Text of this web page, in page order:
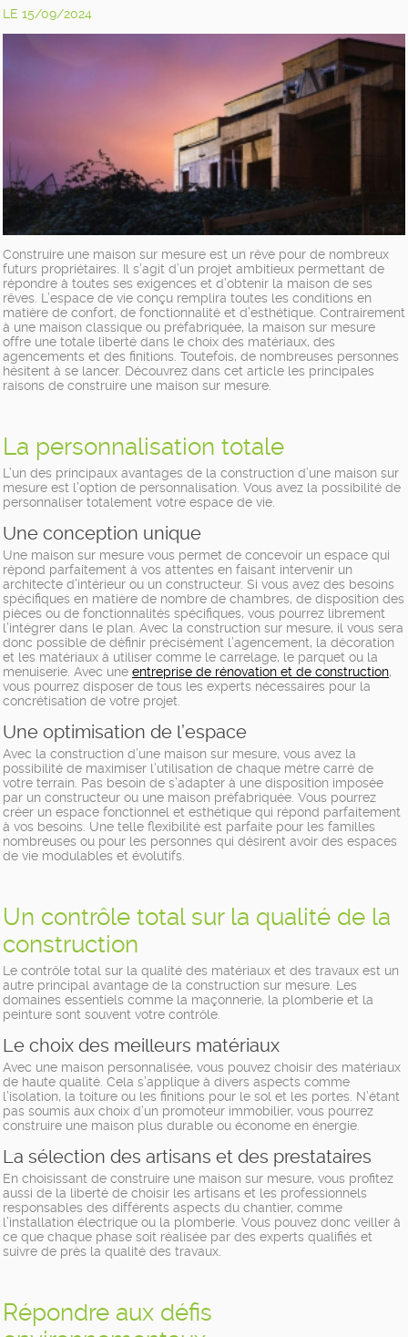
LE 15/09/2024
Construire une maison sur mesure est un rêve pour de nombreux
futurs propriétaires. Il s’agit d’un projet ambitieux permettant de
répondre à toutes ses exigences et d’obtenir la maison de ses
rêves. L’espace de vie conçu remplira toutes les conditions en
matière de confort, de fonctionnalité et d’esthétique. Contrairement
à une maison classique ou préfabriquée, la maison sur mesure
offre une totale liberté dans le choix des matériaux, des
agencements et des finitions. Toutefois, de nombreuses personnes
hésitent à se lancer. Découvrez dans cet article les principales
raisons de construire une maison sur mesure.
La personnalisation totale
L’un des principaux avantages de la construction d’une maison sur
mesure est l’option de personnalisation. Vous avez la possibilité de
personnaliser totalement votre espace de vie.
Une conception unique
Une maison sur mesure vous permet de concevoir un espace qui
répond parfaitement à vos attentes en faisant intervenir un
architecte d’intérieur ou un constructeur. Si vous avez des besoins
spécifiques en matière de nombre de chambres, de disposition des
pièces ou de fonctionnalités spécifiques, vous pourrez librement
l’intégrer dans le plan. Avec la construction sur mesure, il vous sera
donc possible de définir précisément l’agencement, la décoration
et les matériaux à utiliser comme le carrelage, le parquet ou la
menuiserie. Avec une entreprise de rénovation et de construction,
vous pourrez disposer de tous les experts nécessaires pour la
concrétisation de votre projet.
Une optimisation de l’espace
Avec la construction d’une maison sur mesure, vous avez la
possibilité de maximiser l’utilisation de chaque mètre carré de
votre terrain. Pas besoin de s’adapter à une disposition imposée
par un constructeur ou une maison préfabriquée. Vous pourrez
créer un espace fonctionnel et esthétique qui répond parfaitement
à vos besoins. Une telle flexibilité est parfaite pour les familles
nombreuses ou pour les personnes qui désirent avoir des espaces
de vie modulables et évolutifs.
Un contrôle total sur la qualité de la
construction
Le contrôle total sur la qualité des matériaux et des travaux est un
autre principal avantage de la construction sur mesure. Les
domaines essentiels comme la maçonnerie, la plomberie et la
peinture sont souvent votre contrôle.
Le choix des meilleurs matériaux
Avec une maison personnalisée, vous pouvez choisir des matériaux
de haute qualité. Cela s’applique à divers aspects comme
l’isolation, la toiture ou les finitions pour le sol et les portes. N’étant
pas soumis aux choix d’un promoteur immobilier, vous pourrez
construire une maison plus durable ou économe en énergie.
La sélection des artisans et des prestataires
En choisissant de construire une maison sur mesure, vous profitez
aussi de la liberté de choisir les artisans et les professionnels
responsables des différents aspects du chantier, comme
l’installation électrique ou la plomberie. Vous pouvez donc veiller à
ce que chaque phase soit réalisée par des experts qualifiés et
suivre de près la qualité des travaux.
Répondre aux défis